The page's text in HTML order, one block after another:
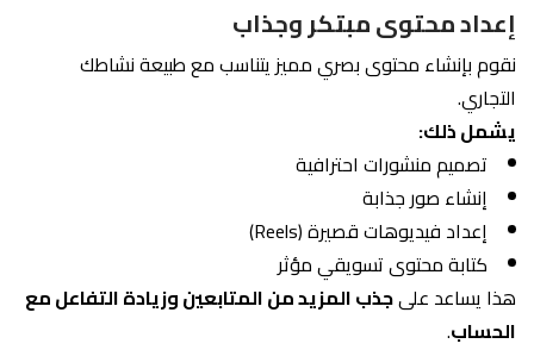
إعداد محتوى مبتكر وجذاب
نقوم بإنشاء محتوى بصري مميز يتناسب مع طبيعة نشاطك
التجاري.
يشمل ذلك:
تصميم منشورات احترافية
إنشاء صور جذابة
إعداد فيديوهات قصيرة (Reels)
كتابة محتوى تسويقي مؤثر
هذا يساعد علىجذب المزيد من المتابعين وزيادة التفاعل مع
الحساب.